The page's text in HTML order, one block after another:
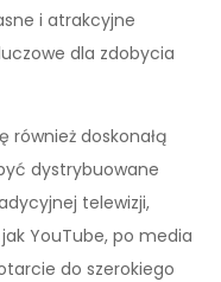
i atrakcyjne
dla zdobycia
również doskonałą
dystrybuowane
telewizji,
YouTube, po media
do szerokiego